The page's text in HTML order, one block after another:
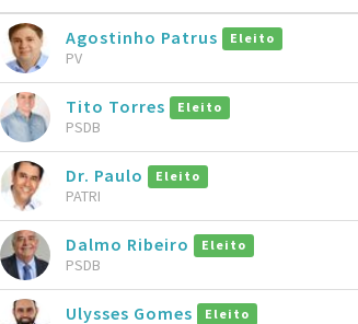
Agostinho Patrus Eleito
PV
Tito Torres Eleito
PSDB
Dr. Paulo Eleito
PATRI
Dalmo Ribeiro Eleito
PSDB
Ulysses Gomes Eleito